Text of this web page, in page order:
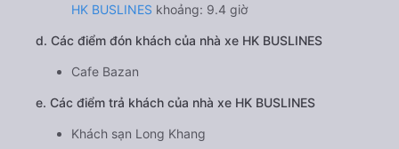
HK BUSLINES khoảng: 9.4 giờ
d. Các điểm đón khách của nhà xe HK BUSLINES
Cafe Bazan
e. Các điểm trả khách của nhà xe HK BUSLINES
Khách sạn Long Khang